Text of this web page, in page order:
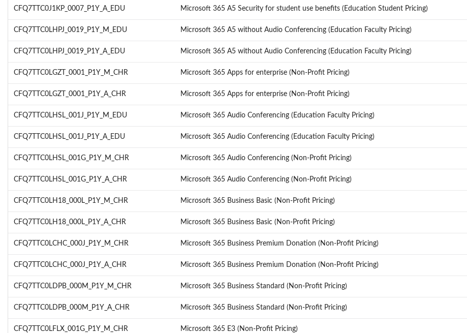
CFQ7TTC0J1KP_0007_P1Y_A_EDU Microsoft 365 A5 Security for student use benefits (Education Student Pricing)
CFQ7TTC0LHPJ_0019_P1Y_M_EDU Microsoft 365 A5 without Audio Conferencing (Education Faculty Pricing)
CFQ7TTC0LHPJ_0019_P1Y_A_EDU Microsoft 365 A5 without Audio Conferencing (Education Faculty Pricing)
CFQ7TTC0LGZT_0001_P1Y_M_CHR Microsoft 365 Apps for enterprise (Non-Profit Pricing)
CFQ7TTC0LGZT_0001_P1Y_A_CHR Microsoft 365 Apps for enterprise (Non-Profit Pricing)
CFQ7TTC0LHSL_001J_P1Y_M_EDU Microsoft 365 Audio Conferencing (Education Faculty Pricing)
CFQ7TTC0LHSL_001J_P1Y_A_EDU Microsoft 365 Audio Conferencing (Education Faculty Pricing)
CFQ7TTC0LHSL_001G_P1Y_M_CHR Microsoft 365 Audio Conferencing (Non-Profit Pricing)
CFQ7TTC0LHSL_001G_P1Y_A_CHR Microsoft 365 Audio Conferencing (Non-Profit Pricing)
CFQ7TTC0LH18_000L_P1Y_M_CHR Microsoft 365 Business Basic (Non-Profit Pricing)
CFQ7TTC0LH18_000L_P1Y_A_CHR Microsoft 365 Business Basic (Non-Profit Pricing)
CFQ7TTC0LCHC_000J_P1Y_M_CHR Microsoft 365 Business Premium Donation (Non-Profit Pricing)
CFQ7TTC0LCHC_000J_P1Y_A_CHR Microsoft 365 Business Premium Donation (Non-Profit Pricing)
CFQ7TTC0LDPB_000M_P1Y_M_CHR Microsoft 365 Business Standard (Non-Profit Pricing)
CFQ7TTC0LDPB_000M_P1Y_A_CHR Microsoft 365 Business Standard (Non-Profit Pricing)
CFQ7TTC0LFLX_001G_P1Y_M_CHR Microsoft 365 E3 (Non-Profit Pricing)